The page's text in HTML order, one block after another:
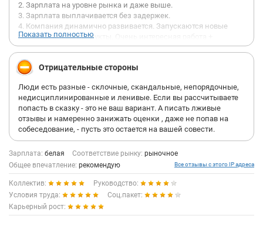
2. Зарплата на уровне рынка и даже выше.
3. Зарплата выплачивается без задержек.
4. Компания динамично развивается. Запускаются новые
проекты, новые продукты. Очень интересная работа +
гарантия стабильного развития даже в нынешние кризисные
времена.
5. С точки карьерного роста - если вы не сидите на ж..пе и не
показываете хороший результат, - вы будете расти. Если вы
предпочитаете делать первое - то тогда вам лучше обратиться
в другую компанию.
6. Абсолютно адекватное руководство и классный коллектив.
Всегда помогут, покажут и расскажут. При желании научитесь
многому.
7. Собственная столовая. Компания оплачивает большую
часть стоимости обедов практически домашней готовки ).
Резюме: Это компания для тех, кто хочет и умеет работать.
Если у вас есть желание думать и работать, здесь вы
добьетесь успеха.
Показать полностью
Отрицательные стороны
Люди есть разные - склочные, скандальные, непорядочные,
недисциплинированные и ленивые. Если вы рассчитываете
попасть в сказку - это не ваш вариант. А писать лживые
отзывы и намеренно занижать оценки , даже не попав на
собеседование, - пусть это остается на вашей совести.
Зарплата: белая Соответствие рынку: рыночное
Общее впечатление: рекомендую Все отзывы с этого IP адреса
Коллектив:
Руководство:
Условия труда:
Соц.пакет:
Карьерный рост: